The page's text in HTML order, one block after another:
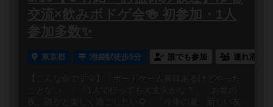
交流×飲みボドゲ会🍻 初参加・1人
参加多数✨
東京都 池袋駅徒歩5分 誰でも参加 連れ添い
【こんな会です💡】「ボードゲーム興味あるけどやった
ことない…」「1人で行っても大丈夫かな？」「お盆の
夜、誰かと楽しく過ごしたい🌻」「今年の夏、新しい友